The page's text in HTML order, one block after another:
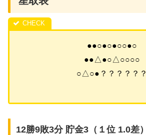
●●○●○●○○●○
●●△●○△○○○○
○△○●？？？？？？
12勝9敗3分 貯金3（１位 1.0差）